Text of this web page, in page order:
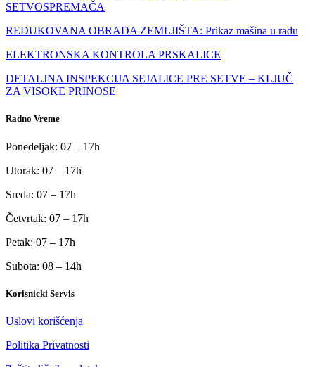
SETVOSPREMAČA
REDUKOVANA OBRADA ZEMLJIŠTA: Prikaz mašina u radu
ELEKTRONSKA KONTROLA PRSKALICE
DETALJNA INSPEKCIJA SEJALICE PRE SETVE – KLJUČ
ZA VISOKE PRINOSE
Radno Vreme
Ponedeljak: 07 – 17h
Utorak: 07 – 17h
Sreda: 07 – 17h
Četvrtak: 07 – 17h
Petak: 07 – 17h
Subota: 08 – 14h
Korisnicki Servis
Uslovi korišćenja
Politika Privatnosti